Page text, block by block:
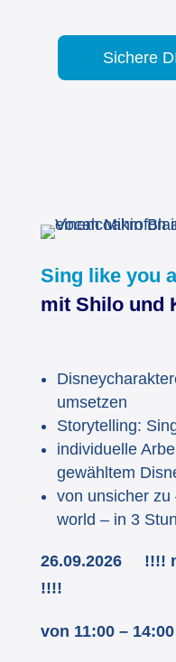
Sichere
Sing like you
mit Shilo und
umsetzen
Storytelling:
individuelle
gewähltem
von unsicher
world – in 3
26.09.2026 !!!!
!!!!
von 11:00 –